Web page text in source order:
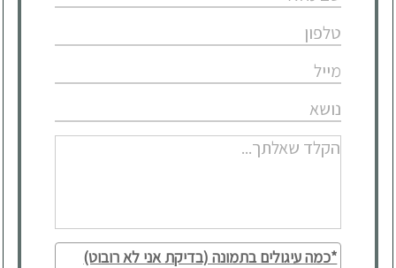
*כמה עיגולים בתמונה (בדיקת אני לא רובוט)